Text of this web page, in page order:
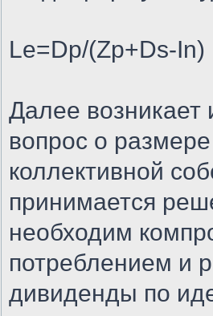
Le=Dp/(Zp+Ds-In)
Далее
вопрос о
коллективной
принимается
необходим
потреблением и
дивиденды по